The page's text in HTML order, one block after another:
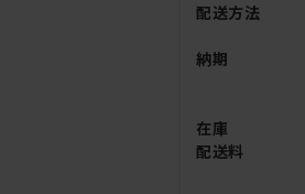
配送方法
納期
在庫
配送料